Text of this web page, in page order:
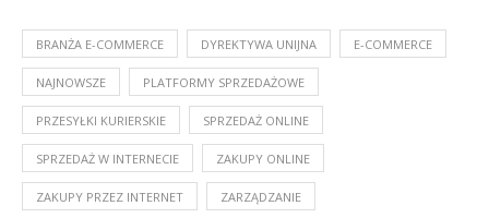
BRANŻA E-COMMERCE DYREKTYWA UNIJNA E-COMMERCE
NAJNOWSZE PLATFORMY SPRZEDAŻOWE
PRZESYŁKI KURIERSKIE SPRZEDAŻ ONLINE
SPRZEDAŻ W INTERNECIE ZAKUPY ONLINE
ZAKUPY PRZEZ INTERNET ZARZĄDZANIE